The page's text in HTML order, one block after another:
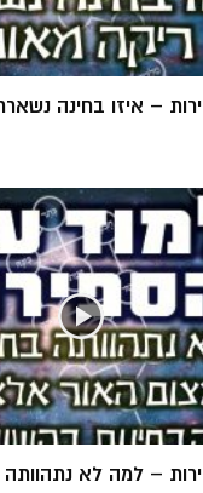
– איזו בחינה
– למה לא נתהוותה